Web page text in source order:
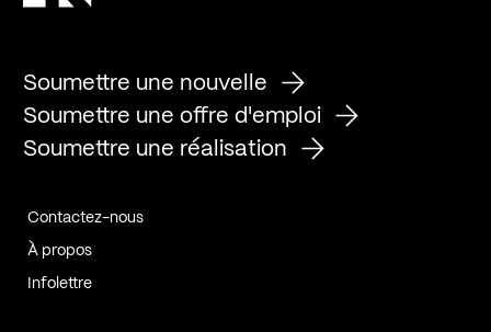
Soumettre une nouvelle
Soumettre une offre d'emploi
Soumettre une réalisation
Contactez-nous
À propos
Infolettre